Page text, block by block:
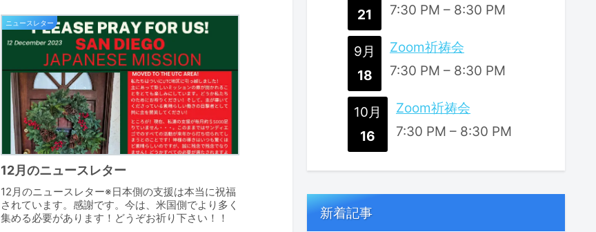
ニュースレター
12月のニュースレター
12月のニュースレター※日本側の支援は本当に祝福
されています。感謝です。今は、米国側でより多く
集める必要があります！どうぞお祈り下さい！！
21
7:30 PM – 8:30 PM
9月
18
Zoom祈祷会
7:30 PM – 8:30 PM
10月
16
Zoom祈祷会
7:30 PM – 8:30 PM
新着記事